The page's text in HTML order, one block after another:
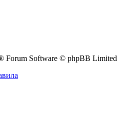
Forum Software © phpBB Limited